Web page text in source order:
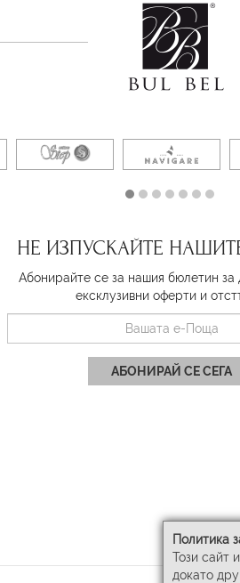
Политика
Този сайт
докато
НЕ ИЗПУСКАЙТЕ
Абонирайте се за нашия бюлетин за
ексклузивни оферти и
АБОНИРАЙ СЕ СЕГА